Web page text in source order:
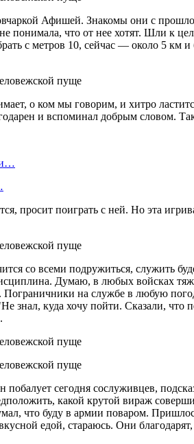
Афишей. Знакомы они с
понимала, что от нее хотят. Шли к
с метров 10, сейчас — около 5
о ком мы говорим, и хитро
и вспоминал добрым словом.
просит поиграть с ней. Но эта
со всеми подружиться, служить
Думаю, в любых войсках
на службе в любую
знал, куда хочу пойти. Сказали,
сегодня сослуживцев,
какой крутой вираж
что буду в армии поваром.
едой, стараюсь. Они